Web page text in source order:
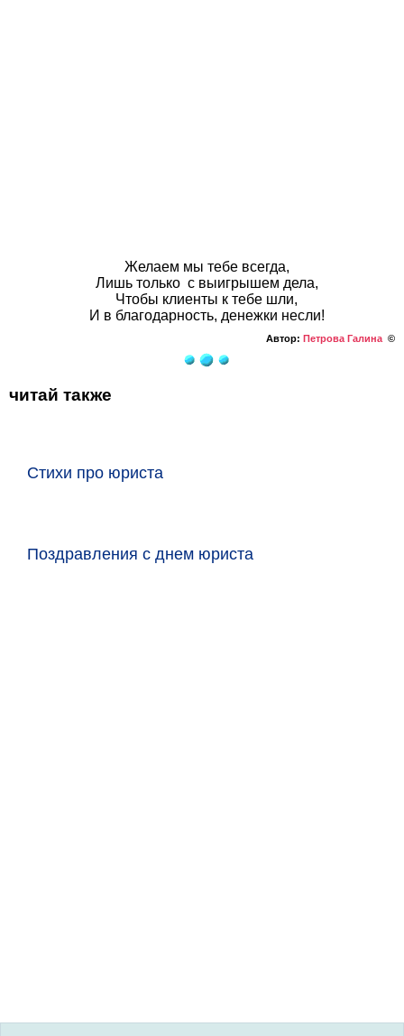
Желаем мы тебе всегда,
Лишь только с выигрышем дела,
Чтобы клиенты к тебе шли,
И в благодарность, денежки несли!
Автор: Петрова Галина ©
читай также
Стихи про юриста
Поздравления с днем юриста